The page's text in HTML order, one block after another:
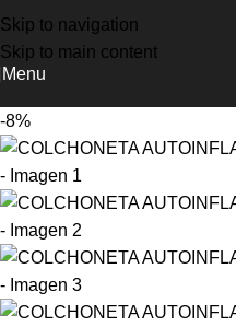
Skip to navigation
Skip to main content
NUEVOS INGRESOS
Menu
-8%